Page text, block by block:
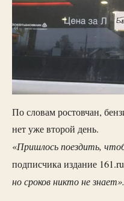
По словам ростовчан,
нет уже второй день.
«Пришлось поездить,
подписчика издание
но сроков никто не знает».